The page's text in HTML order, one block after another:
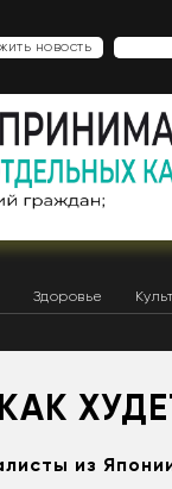
новость
Здоровье
из